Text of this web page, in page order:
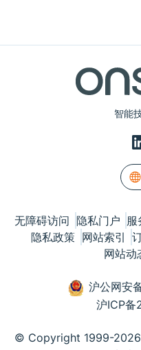
智能
无障碍访问 隐私门户 服
隐私政策 网站索引
网站动
沪公网安
沪ICP备
© Copyright 1999-